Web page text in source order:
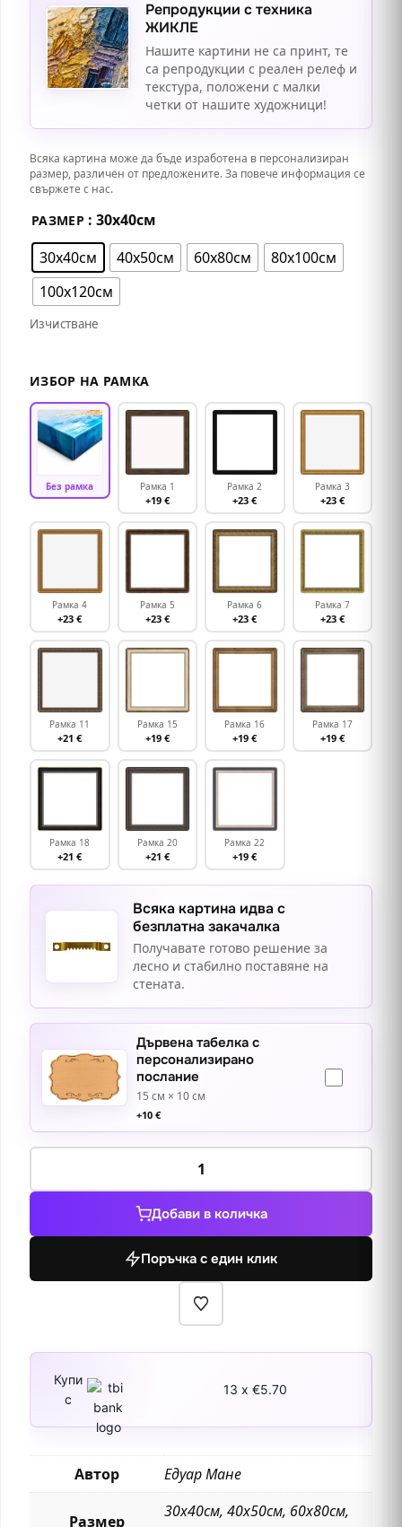
Репродукции с техника
ЖИКЛЕ
Нашите картини не са принт, те
са репродукции с реален релеф и
текстура, положени с малки
четки от нашите художници!
Всяка картина може да бъде изработена в персонализиран
размер, различен от предложените. За повече информация се
свържете с нас.
РАЗМЕР : 30х40см
30х40см
40х50см 60х80см
80х100см
100х120см
Изчистване
ИЗБОР НА РАМКА
Без рамка Рамка 1
+19 €
Рамка 2
+23 €
Рамка 3
+23 €
Рамка 4
+23 €
Рамка 5
+23 €
Рамка 6
+23 €
Рамка 7
+23 €
Рамка 11
+21 €
Рамка 15
+19 €
Рамка 16
+19 €
Рамка 17
+19 €
Рамка 18
+21 €
Рамка 20
+21 €
Рамка 22
+19 €
Всяка картина идва с
безплатна закачалка
Получавате готово решение за
лесно и стабилно поставяне на
стената.
Дървена табелка с
персонализирано
послание
15 см × 10 см
+10 €
количество
Аржентил
Добави в количка
Поръчка с един клик
Купи
с
13 x €5.70
Автор Едуар Мане
Размер
30х40см, 40х50см, 60х80см,